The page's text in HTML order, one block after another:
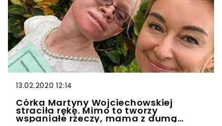
13.02.2020 12:14
Córka Martyny Wojciechowskiej
straciła rękę. Mimo to tworzy
wspaniałe rzeczy, mama z dumą